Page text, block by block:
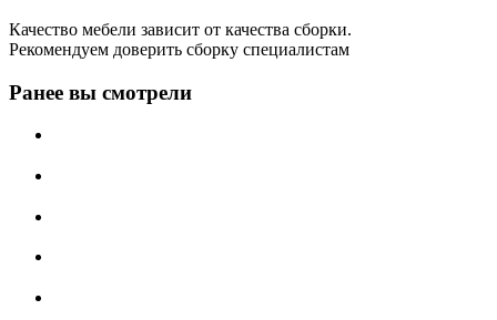
Качество мебели зависит от качества сборки.
Рекомендуем доверить сборку специалистам
Ранее вы смотрели